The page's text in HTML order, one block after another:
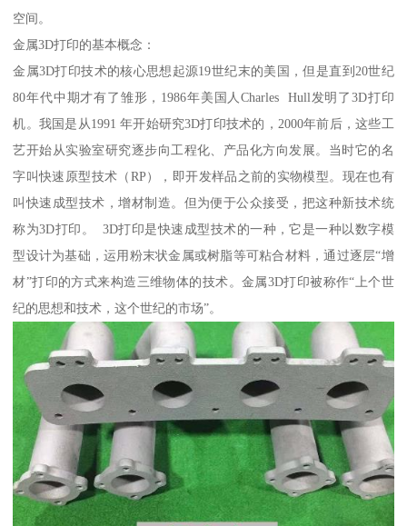
空间。
金属3D打印的基本概念：
金属3D打印技术的核心思想起源19世纪末的美国，但是直到20世纪
80年代中期才有了雏形，1986年美国人Charles Hull发明了3D打印
机。我国是从1991 年开始研究3D打印技术的，2000年前后，这些工
艺开始从实验室研究逐步向工程化、产品化方向发展。当时它的名
字叫快速原型技术（RP），即开发样品之前的实物模型。现在也有
叫快速成型技术，增材制造。但为便于公众接受，把这种新技术统
称为3D打印。 3D打印是快速成型技术的一种，它是一种以数字模
型设计为基础，运用粉末状金属或树脂等可粘合材料，通过逐层“增
材”打印的方式来构造三维物体的技术。金属3D打印被称作“上个世
纪的思想和技术，这个世纪的市场”。